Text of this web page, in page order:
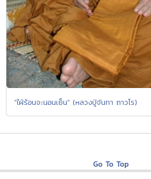
"ใฝ่ร้อนจะนอนเย็น" (หลวงปู่จันทา ถาวโร)
Go To Top